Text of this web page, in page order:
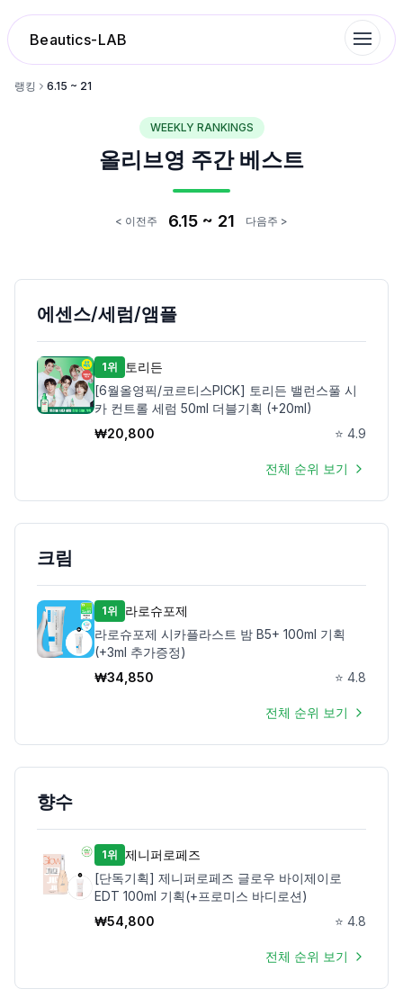
Beautics-LAB
찜 목록
루틴탐색
랭킹 6.15 ~ 21
WEEKLY RANKINGS
올리브영 주간 베스트
< 이전주 6.15 ~ 21 다음주 >
에센스/세럼/앰플
1위
토리든
[6월올영픽/코르티스PICK] 토리든 밸런스풀 시
카 컨트롤 세럼 50ml 더블기획 (+20ml)
₩20,800 ⭐ 4.9
전체 순위 보기
크림
1위
라로슈포제
라로슈포제 시카플라스트 밤 B5+ 100ml 기획
(+3ml 추가증정)
₩34,850 ⭐ 4.8
전체 순위 보기
향수
1위 제니퍼로페즈
[단독기획] 제니퍼로페즈 글로우 바이제이로
EDT 100ml 기획(+프로미스 바디로션)
₩54,800 ⭐ 4.8
전체 순위 보기